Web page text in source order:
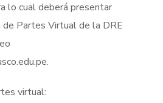
lo cual deberá presentar
Partes Virtual de la DRE
virtual: